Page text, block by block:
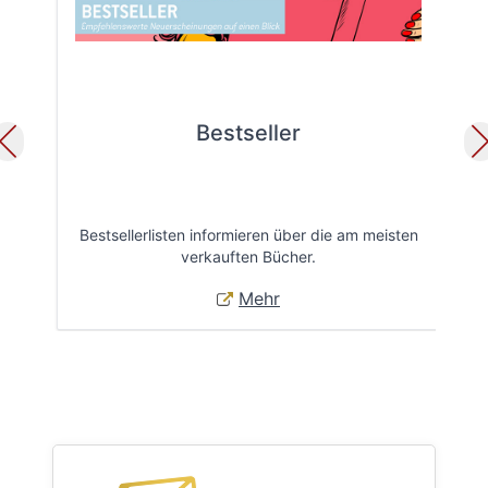
Bestseller
Bestsellerlisten informieren über die am meisten
verkauften Bücher.
Mehr